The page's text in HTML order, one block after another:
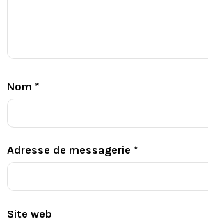
Nom *
Adresse de messagerie *
Site web